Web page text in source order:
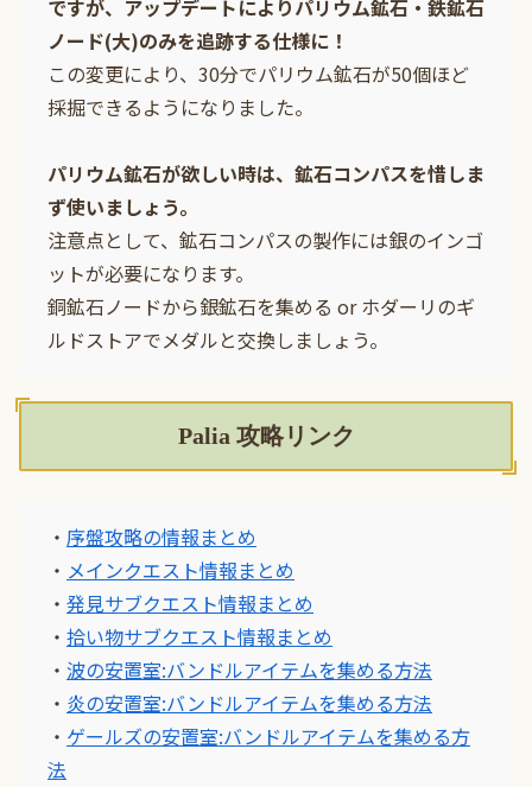
ですが、アップデートによりパリウム鉱石・鉄鉱石
ノード(大)のみを追跡する仕様に！
この変更により、30分でパリウム鉱石が50個ほど
採掘できるようになりました。
パリウム鉱石が欲しい時は、鉱石コンパスを惜しま
ず使いましょう。
注意点として、鉱石コンパスの製作には銀のインゴ
ットが必要になります。
銅鉱石ノードから銀鉱石を集める or ホダーリのギ
ルドストアでメダルと交換しましょう。
Palia 攻略リンク
・ 序盤攻略の情報まとめ
・ メインクエスト情報まとめ
・ 発見サブクエスト情報まとめ
・ 拾い物サブクエスト情報まとめ
・ 波の安置室:バンドルアイテムを集める方法
・ 炎の安置室:バンドルアイテムを集める方法
・ ゲールズの安置室:バンドルアイテムを集める方
法